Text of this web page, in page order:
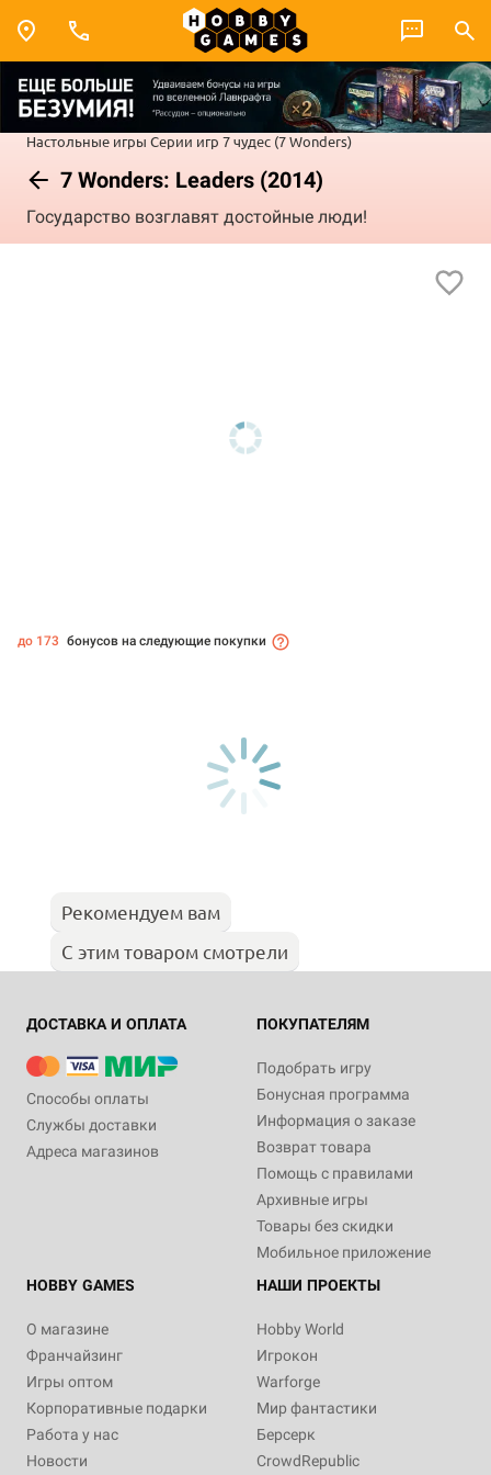
Настольные игры Серии игр 7 чудес (7 Wonders)
7 Wonders: Leaders (2014)
Государство возглавят достойные люди!
до 173 бонусов на следующие покупки
Рекомендуем вам
С этим товаром смотрели
ДОСТАВКА И ОПЛАТА
Способы оплаты
Службы доставки
Адреса магазинов
ПОКУПАТЕЛЯМ
Подобрать игру
Бонусная программа
Информация о заказе
Возврат товара
Помощь с правилами
Архивные игры
Товары без скидки
Мобильное приложение
HOBBY GAMES
О магазине
Франчайзинг
Игры оптом
Корпоративные подарки
Работа у нас
Новости
НАШИ ПРОЕКТЫ
Hobby World
Игрокон
Warforge
Мир фантастики
Берсерк
CrowdRepublic